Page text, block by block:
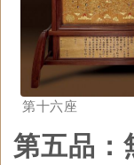
第十六座
第五品：